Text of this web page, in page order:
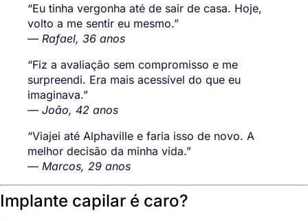
“Eu tinha vergonha até de sair de casa. Hoje,
volto a me sentir eu mesmo.”
— Rafael, 36 anos
“Fiz a avaliação sem compromisso e me
surpreendi. Era mais acessível do que eu
imaginava.”
— João, 42 anos
“Viajei até Alphaville e faria isso de novo. A
melhor decisão da minha vida.”
— Marcos, 29 anos
Implante capilar é caro?